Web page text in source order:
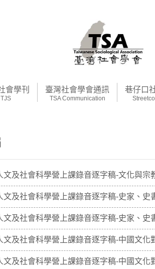
會學刊
TJS
臺灣社會學會通訊
TSA Communication
巷仔口
文及社會科學營上課錄音逐字稿-文化與宗
文及社會科學營上課錄音逐字稿-史家、史
文及社會科學營上課錄音逐字稿-史家、史
文及社會科學營上課錄音逐字稿-中國文化
文及社會科學營上課錄音逐字稿-中國文化